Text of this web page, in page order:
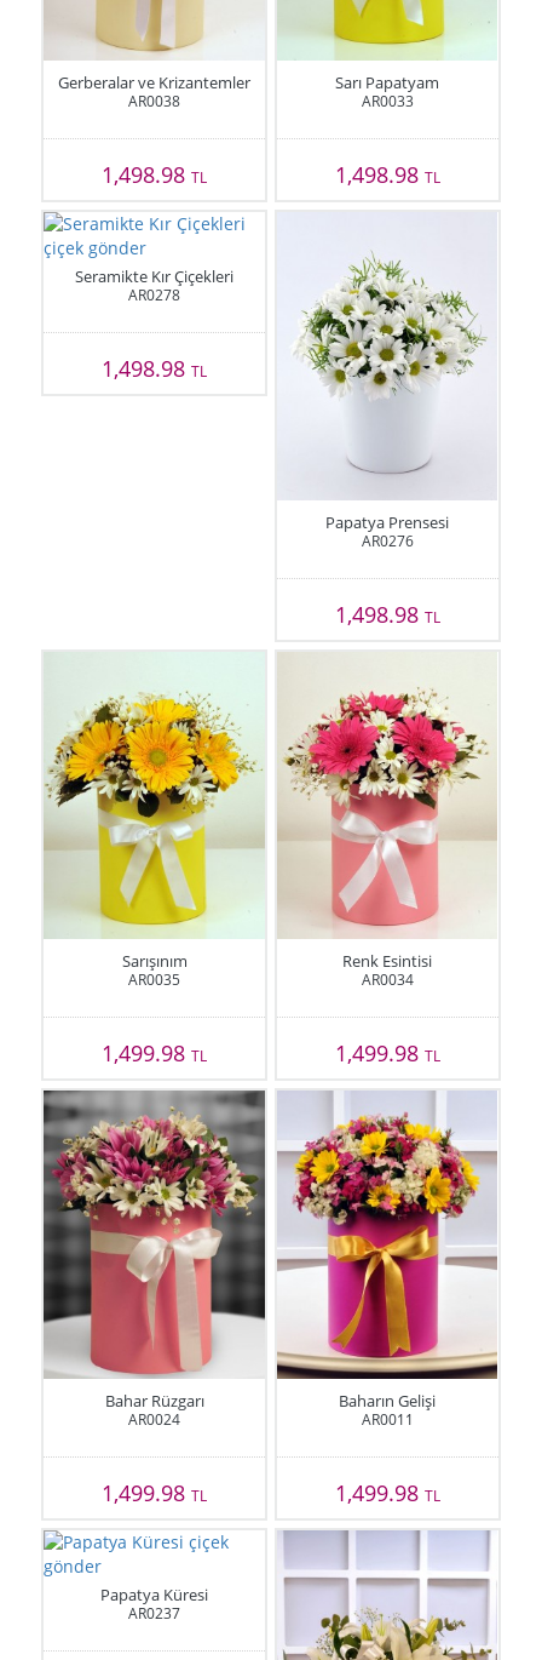
Gerberalar ve Krizantemler
AR0038
1,498.98TL
Sarı Papatyam
AR0033
1,498.98 TL
Seramikte Kır Çiçekleri
AR0278
1,498.98TL
Papatya Prensesi
AR0276
1,498.98 TL
Sarışınım
AR0035
1,499.98TL
Renk Esintisi
AR0034
1,499.98 TL
Bahar Rüzgarı
AR0024
1,499.98TL
Baharın Gelişi
AR0011
1,499.98 TL
Papatya Küresi
AR0237